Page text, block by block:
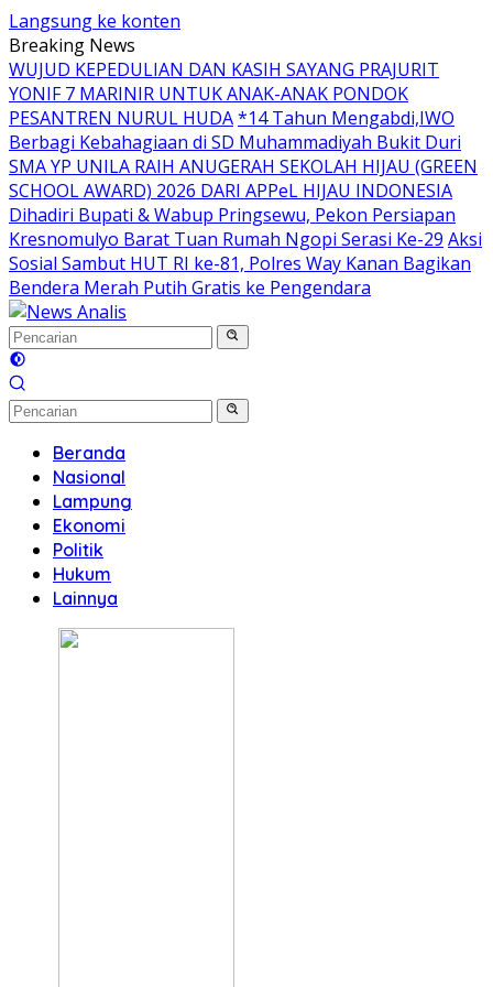
Langsung ke konten
Breaking News
WUJUD KEPEDULIAN DAN KASIH SAYANG PRAJURIT
YONIF 7 MARINIR UNTUK ANAK-ANAK PONDOK
PESANTREN NURUL HUDA*14 Tahun Mengabdi,IWO
Berbagi Kebahagiaan di SD Muhammadiyah Bukit Duri
SMA YP UNILA RAIH ANUGERAH SEKOLAH HIJAU (GREEN
SCHOOL AWARD) 2026 DARI APPeL HIJAU INDONESIA
Dihadiri Bupati & Wabup Pringsewu, Pekon Persiapan
Kresnomulyo Barat Tuan Rumah Ngopi Serasi Ke-29 Aksi
Sosial Sambut HUT RI ke-81, Polres Way Kanan Bagikan
Bendera Merah Putih Gratis ke Pengendara
Beranda
Nasional
Lampung
Ekonomi
Politik
Hukum
Lainnya